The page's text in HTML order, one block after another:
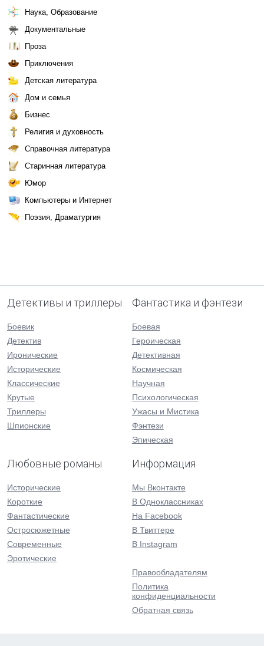
Наука, Образование
Документальные
Проза
Приключения
Детская литература
Дом и семья
Бизнес
Религия и духовность
Справочная литература
Старинная литература
Юмор
Компьютеры и Интернет
Поэзия, Драматургия
Детективы и триллеры
Боевик
Детектив
Иронические
Исторические
Классические
Крутые
Триллеры
Шпионские
Фантастика и фэнтези
Боевая
Героическая
Детективная
Космическая
Научная
Психологическая
Ужасы и Мистика
Фэнтези
Эпическая
Любовные романы
Исторические
Короткие
Фантастические
Остросюжетные
Современные
Эротические
Информация
Мы Вконтакте
В Одноклассниках
На Facebook
В Твиттере
В Instagram
Правообладателям
Политика
конфиденциальности
Обратная связь